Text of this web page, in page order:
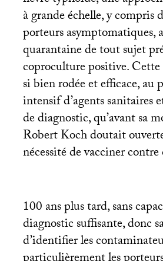
à grande échelle, y compris
porteurs asymptomatiques,
quarantaine de tout sujet
coproculture positive.
si bien rodée et efficace, au
intensif d’agents sanitaires
de diagnostic, qu’avant sa
Robert Koch doutait
nécessité de vacciner
100 ans plus tard, sans
diagnostic suffisante, donc
d’identifier les